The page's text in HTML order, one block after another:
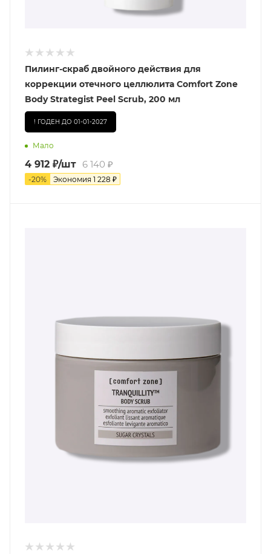
Пилинг-скраб двойного действия для
коррекции отечного целлюлита Comfort Zone
Body Strategist Peel Scrub, 200 мл
! ГОДЕН ДО 01-01-2027
Мало
4 912 ₽/шт 6 140 ₽
-20% Экономия 1 228 ₽